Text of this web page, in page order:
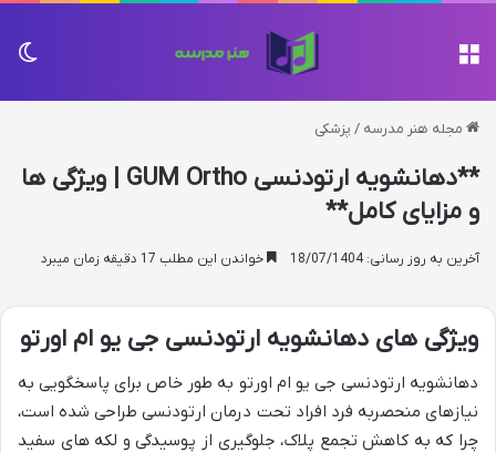
مجله هنر مدرسه / پزشکی
**دهانشویه ارتودنسی GUM Ortho | ویژگی ها
و مزایای کامل**
آخرین به روز رسانی: 18/07/1404 خواندن این مطلب 17 دقیقه زمان میبرد
ویژگی های دهانشویه ارتودنسی جی یو ام اورتو
دهانشویه ارتودنسی جی یو ام اورتو به طور خاص برای پاسخگویی به
نیازهای منحصربه فرد افراد تحت درمان ارتودنسی طراحی شده است،
چرا که به کاهش تجمع پلاک، جلوگیری از پوسیدگی و لکه های سفید